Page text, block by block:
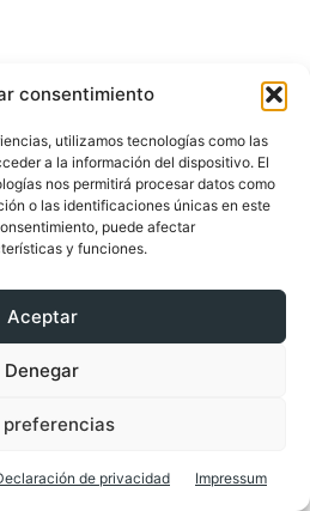
consentimiento
utilizamos tecnologías como las
a la información del dispositivo. El
nos permitirá procesar datos como
o las identificaciones únicas en este
puede afectar
y funciones.
Aceptar
Denegar
preferencias
de privacidad Impressum
Pinterest
de gestión de la deuda